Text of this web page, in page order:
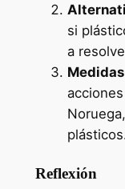
si
a
Reflexión